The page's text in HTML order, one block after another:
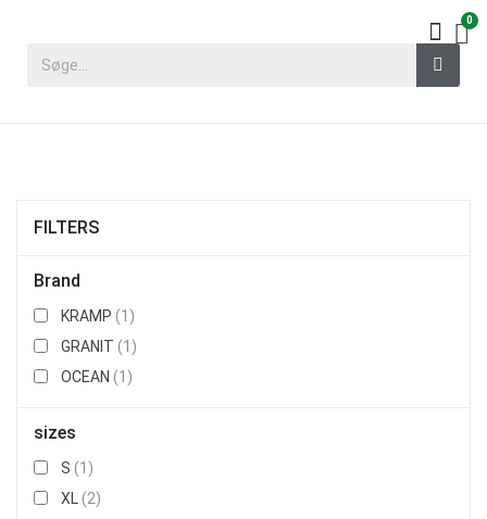
FILTERS
Brand
KRAMP (1)
GRANIT (1)
OCEAN (1)
sizes
S (1)
XL (2)